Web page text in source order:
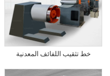
خط تثقيب اللفائف المعدنية